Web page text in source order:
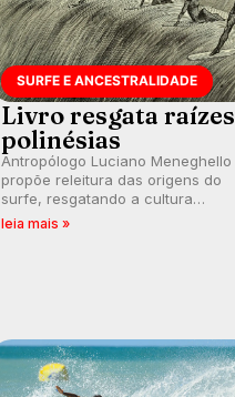
SURFE E ANCESTRALIDADE
Livro resgata raízes
polinésias
Antropólogo Luciano Meneghello
propõe releitura das origens do
surfe, resgatando a cultura
polinésia e questionando a visão
leia mais »